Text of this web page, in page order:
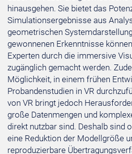
hinausgehen. Sie bietet das
Simulationsergebnisse aus
geometrischen
gewonnenen Erkenntnisse
Experten durch die immersive
zugänglich gemacht werden.
Möglichkeit, in einem frühen
Probandenstudien in VR
von VR bringt jedoch
große Datenmengen und
direkt nutzbar sind. Deshalb sind
eine Reduktion der Modellgröße
reproduzierbare